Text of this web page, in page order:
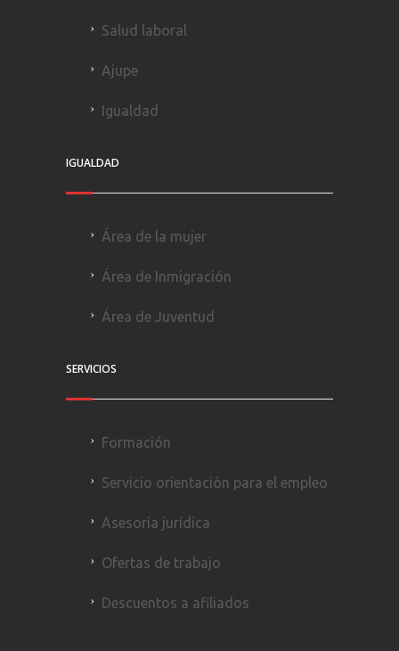
Salud laboral
Ajupe
Igualdad
IGUALDAD
Área de la mujer
Área de Inmigración
Área de Juventud
SERVICIOS
Formación
Servicio orientación para el empleo
Asesoría jurídica
Ofertas de trabajo
Descuentos a afiliados